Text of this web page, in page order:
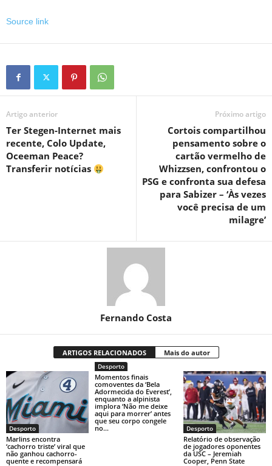
Source link
Artigo anterior
Ter Stegen-Internet mais
recente, Colo Update,
Oceeman Peace?
Transferir notícias
Próximo artigo
Cortois compartilhou
pensamento sobre o
cartão vermelho de
Whizzsen, confrontou o
PSG e confronta sua defesa
para Sabizer – ‘Às vezes
você precisa de um
milagre’
Fernando Costa
ARTIGOS RELACIONADOS Mais do autor
Desporto
Marlins encontra
‘cachorro triste’ viral que
não ganhou cachorro-
quente e recompensará
Desporto
Momentos finais
comoventes da ‘Bela
Adormecida do Everest’,
enquanto a alpinista
implora ‘Não me deixe
aqui para morrer’ antes
que seu corpo congele
no...
Desporto
Relatório de observação
de jogadores oponentes
da USC – Jeremiah
Cooper, Penn State